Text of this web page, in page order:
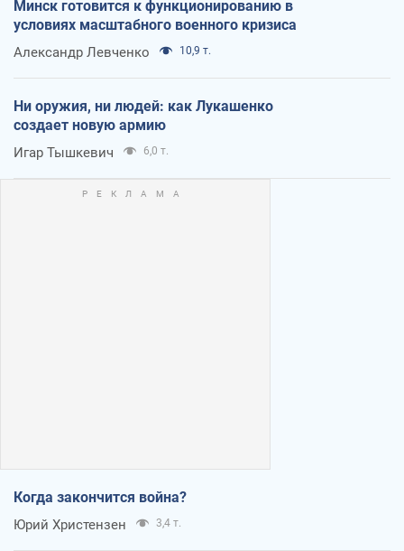
Минск готовится к функционированию в
условиях масштабного военного кризиса
Александр Левченко 10,9 т.
Ни оружия, ни людей: как Лукашенко
создает новую армию
Игар Тышкевич 6,0 т.
Когда закончится война?
Юрий Христензен 3,4 т.